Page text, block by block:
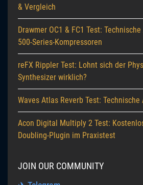
& Vergleich
Drawmer OC1 & FC1 Test:
500-Series-Kompressoren
reFX Rippler Test: Lohnt sich der
Synthesizer wirklich?
Waves Atlas Reverb Test:
Acon Digital Multiply 2 Test:
Doubling-Plugin im Praxistest
JOIN OUR COMMUNITY